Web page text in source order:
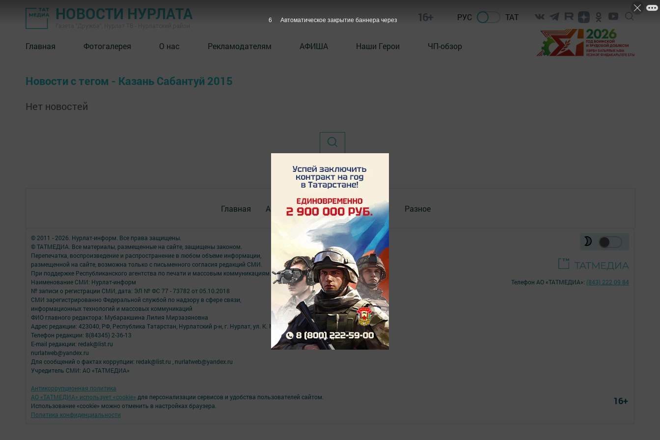
НОВОСТИ НУРЛАТА 16+ РУС ТАТ
Главная Фотогалерея О нас Рекламодателям АФИША Наши Герои ЧП-обзор
Новости с тегом - Казань Сабантуй 2015
Нет новостей
Главная Актуальное видео Документы Разное
© 2011 - 2026. Нурлат-⁠информ. Все права защищены.
© ТАТМЕДИА. Все материалы, размещенные на сайте, защищены законом.
Перепечатка, воспроизведение и распространение в любом объеме информации,
размещенной на сайте, возможна только с письменного согласия редакций СМИ.
При поддержке Республиканского агентства по печати и массовым коммуникациям.
Наименование СМИ: Нурлат-⁠информ
№ записи о регистрации СМИ, дата: ЭЛ № ФС 77 -⁠ 73782 от 05.10.2018
СМИ зарегистрированно Федеральной службой по надзору в сфере связи,
информационных технологий и массовых коммуникаций
ФИО главного редактора: Мубаракшина Лилия Мирзазяновна
Адрес редакции: 423040, РФ, Республика Татарстан, Нурлатский р-н, г. Нурлат, ул. К. Маркса, д. 1 Г
Телефон редакции: 8(84345) 2-36-13
E-mail редакции: redak@list.ru
nurlatweb@yandex.ru
Для сообщений о фактах коррупции: redak@list.ru , nurlatweb@yandex.ru
Учредитель СМИ: АО «ТАТМЕДИА»
Антикоррупционная политика
АО «ТАТМЕДИА» использует «cookie» для персонализации сервисов и удобства пользователей сайтом.
Использование «cookie» можно отменить в настройках браузера.
Политика конфиденциальности
Телефон АО «ТАТМЕДИА»: (843) 222 09 84
16+
6 Автоматическое закрытие баннера через